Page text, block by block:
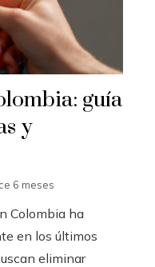
guía
y
6 meses
Colombia ha
en los últimos
eliminar